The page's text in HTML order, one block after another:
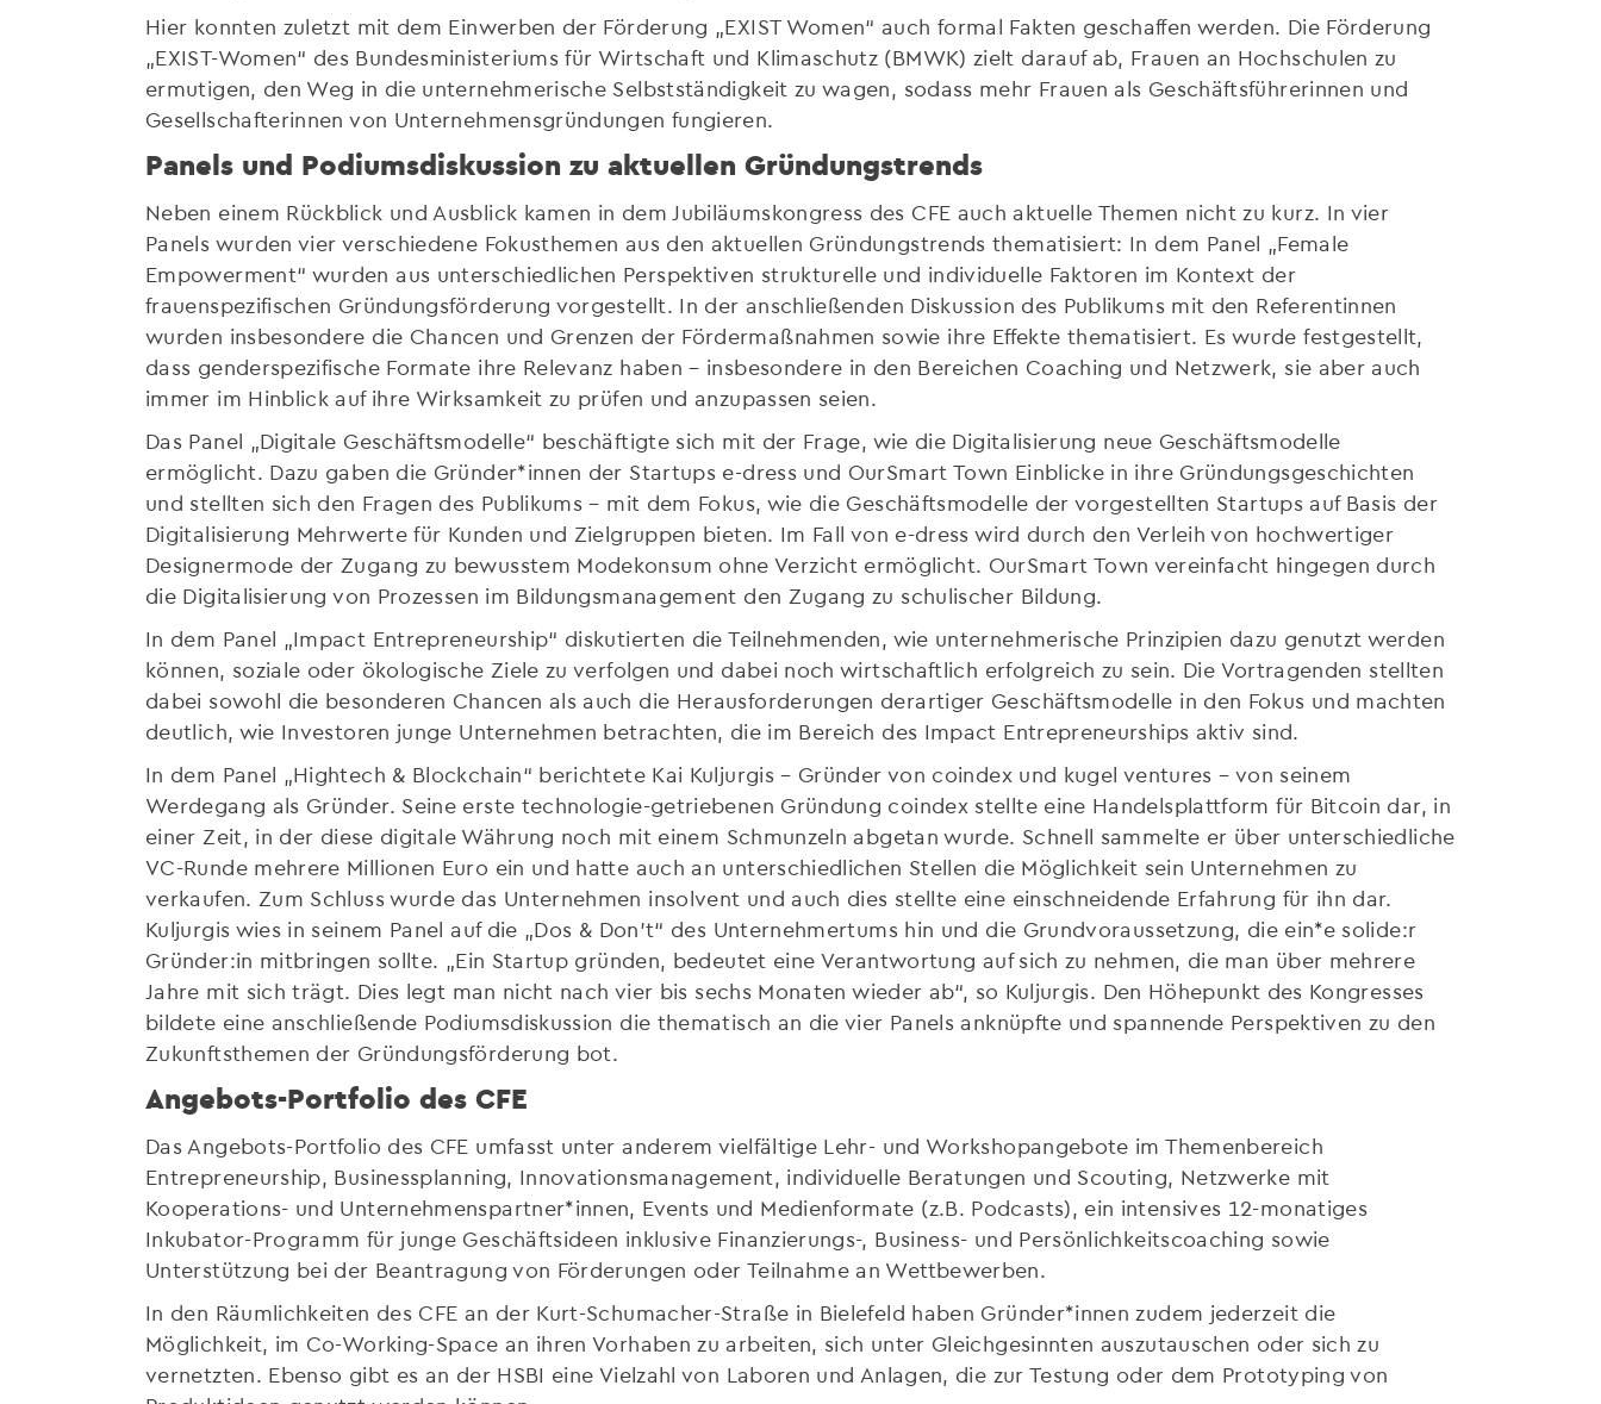
Hier konnten zuletzt mit dem Einwerben der Förderung „EXIST Women“ auch formal Fakten geschaffen werden. Die Förderung
„EXIST-Women“ des Bundesministeriums für Wirtschaft und Klimaschutz (BMWK) zielt darauf ab, Frauen an Hochschulen zu
ermutigen, den Weg in die unternehmerische Selbstständigkeit zu wagen, sodass mehr Frauen als Geschäftsführerinnen und
Gesellschafterinnen von Unternehmensgründungen fungieren.
Panels und Podiumsdiskussion zu aktuellen Gründungstrends
Neben einem Rückblick und Ausblick kamen in dem Jubiläumskongress des CFE auch aktuelle Themen nicht zu kurz. In vier
Panels wurden vier verschiedene Fokusthemen aus den aktuellen Gründungstrends thematisiert: In dem Panel „Female
Empowerment“ wurden aus unterschiedlichen Perspektiven strukturelle und individuelle Faktoren im Kontext der
frauenspezifischen Gründungsförderung vorgestellt. In der anschließenden Diskussion des Publikums mit den Referentinnen
wurden insbesondere die Chancen und Grenzen der Fördermaßnahmen sowie ihre Effekte thematisiert. Es wurde festgestellt,
dass genderspezifische Formate ihre Relevanz haben – insbesondere in den Bereichen Coaching und Netzwerk, sie aber auch
immer im Hinblick auf ihre Wirksamkeit zu prüfen und anzupassen seien.
Das Panel „Digitale Geschäftsmodelle“ beschäftigte sich mit der Frage, wie die Digitalisierung neue Geschäftsmodelle
ermöglicht. Dazu gaben die Gründer*innen der Startups e-dress und OurSmart Town Einblicke in ihre Gründungsgeschichten
und stellten sich den Fragen des Publikums – mit dem Fokus, wie die Geschäftsmodelle der vorgestellten Startups auf Basis der
Digitalisierung Mehrwerte für Kunden und Zielgruppen bieten. Im Fall von e-dress wird durch den Verleih von hochwertiger
Designermode der Zugang zu bewusstem Modekonsum ohne Verzicht ermöglicht. OurSmart Town vereinfacht hingegen durch
die Digitalisierung von Prozessen im Bildungsmanagement den Zugang zu schulischer Bildung.
In dem Panel „Impact Entrepreneurship“ diskutierten die Teilnehmenden, wie unternehmerische Prinzipien dazu genutzt werden
können, soziale oder ökologische Ziele zu verfolgen und dabei noch wirtschaftlich erfolgreich zu sein. Die Vortragenden stellten
dabei sowohl die besonderen Chancen als auch die Herausforderungen derartiger Geschäftsmodelle in den Fokus und machten
deutlich, wie Investoren junge Unternehmen betrachten, die im Bereich des Impact Entrepreneurships aktiv sind.
In dem Panel „Hightech & Blockchain“ berichtete Kai Kuljurgis – Gründer von coindex und kugel ventures – von seinem
Werdegang als Gründer. Seine erste technologie-getriebenen Gründung coindex stellte eine Handelsplattform für Bitcoin dar, in
einer Zeit, in der diese digitale Währung noch mit einem Schmunzeln abgetan wurde. Schnell sammelte er über unterschiedliche
VC-Runde mehrere Millionen Euro ein und hatte auch an unterschiedlichen Stellen die Möglichkeit sein Unternehmen zu
verkaufen. Zum Schluss wurde das Unternehmen insolvent und auch dies stellte eine einschneidende Erfahrung für ihn dar.
Kuljurgis wies in seinem Panel auf die „Dos & Don’t“ des Unternehmertums hin und die Grundvoraussetzung, die ein*e solide:r
Gründer:in mitbringen sollte. „Ein Startup gründen, bedeutet eine Verantwortung auf sich zu nehmen, die man über mehrere
Jahre mit sich trägt. Dies legt man nicht nach vier bis sechs Monaten wieder ab“, so Kuljurgis. Den Höhepunkt des Kongresses
bildete eine anschließende Podiumsdiskussion die thematisch an die vier Panels anknüpfte und spannende Perspektiven zu den
Zukunftsthemen der Gründungsförderung bot.
Angebots-Portfolio des CFE
Das Angebots-Portfolio des CFE umfasst unter anderem vielfältige Lehr- und Workshopangebote im Themenbereich
Entrepreneurship, Businessplanning, Innovationsmanagement, individuelle Beratungen und Scouting, Netzwerke mit
Kooperations- und Unternehmenspartner*innen, Events und Medienformate (z.B. Podcasts), ein intensives 12-monatiges
Inkubator-Programm für junge Geschäftsideen inklusive Finanzierungs-, Business- und Persönlichkeitscoaching sowie
Unterstützung bei der Beantragung von Förderungen oder Teilnahme an Wettbewerben.
In den Räumlichkeiten des CFE an der Kurt-Schumacher-Straße in Bielefeld haben Gründer*innen zudem jederzeit die
Möglichkeit, im Co-Working-Space an ihren Vorhaben zu arbeiten, sich unter Gleichgesinnten auszutauschen oder sich zu
vernetzten. Ebenso gibt es an der HSBI eine Vielzahl von Laboren und Anlagen, die zur Testung oder dem Prototyping von